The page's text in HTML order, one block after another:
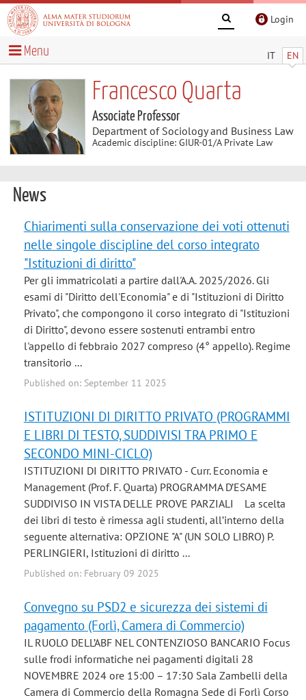
Login
IT EN
Menu
Francesco Quarta
Associate Professor
Department of Sociology and Business Law
Academic discipline: GIUR-01/A Private Law
News
Chiarimenti sulla conservazione dei voti ottenuti
nelle singole discipline del corso integrato
"Istituzioni di diritto"
Per gli immatricolati a partire dall'A.A. 2025/2026. Gli
esami di "Diritto dell'Economia" e di "Istituzioni di Diritto
Privato", che compongono il corso integrato di "Istituzioni
di Diritto", devono essere sostenuti entrambi entro
l'appello di febbraio 2027 compreso (4° appello). Regime
transitorio ...
Published on: September 11 2025
ISTITUZIONI DI DIRITTO PRIVATO (PROGRAMMI
E LIBRI DI TESTO, SUDDIVISI TRA PRIMO E
SECONDO MINI-CICLO)
ISTITUZIONI DI DIRITTO PRIVATO - Curr. Economia e
Management (Prof. F. Quarta) PROGRAMMA D’ESAME
SUDDIVISO IN VISTA DELLE PROVE PARZIALI La scelta
dei libri di testo è rimessa agli studenti, all’interno della
seguente alternativa: OPZIONE "A" (UN SOLO LIBRO) P.
PERLINGIERI, Istituzioni di diritto ...
Published on: February 09 2025
Convegno su PSD2 e sicurezza dei sistemi di
pagamento (Forlì, Camera di Commercio)
IL RUOLO DELL’ABF NEL CONTENZIOSO BANCARIO Focus
sulle frodi informatiche nei pagamenti digitali 28
NOVEMBRE 2024 ore 15:00 – 17:30 Sala Zambelli della
Camera di Commercio della Romagna Sede di Forlì Corso